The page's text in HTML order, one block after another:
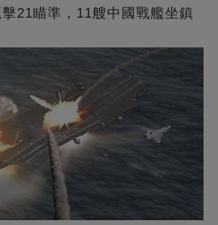
21瞄準，11艘中國戰艦坐鎮